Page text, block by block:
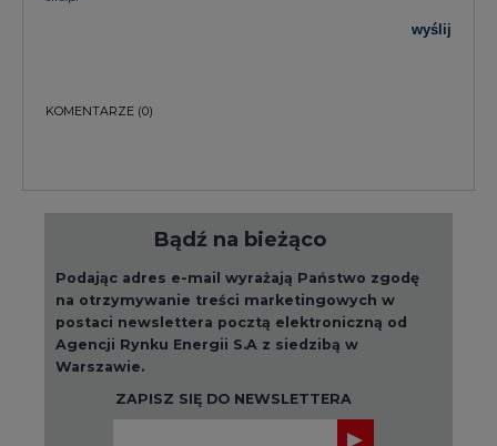
wyślij
KOMENTARZE (0)
Bądź na bieżąco
Podając adres e-mail wyrażają Państwo zgodę
na otrzymywanie treści marketingowych w
postaci newslettera pocztą elektroniczną od
Agencji Rynku Energii S.A z siedzibą w
Warszawie.
ZAPISZ SIĘ DO NEWSLETTERA